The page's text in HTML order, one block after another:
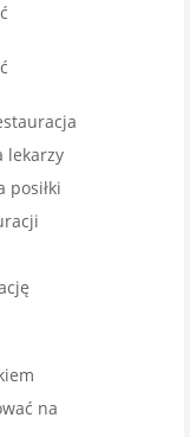
lekarzy
posiłki
na